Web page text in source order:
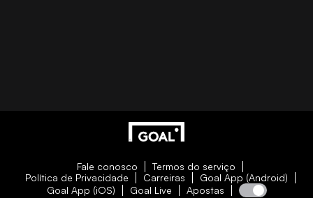
Fale conosco
Termos do serviço
Política de Privacidade
Carreiras
Goal App (Android)
Goal App (iOS)
Goal Live Apostas